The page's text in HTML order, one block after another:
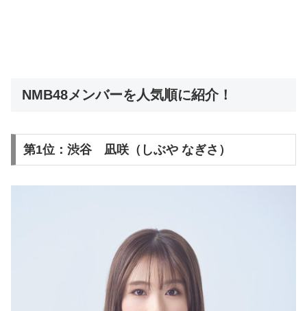
NMB48メンバーを人気順に紹介！
第1位：渋谷 凪咲（しぶや なぎさ）